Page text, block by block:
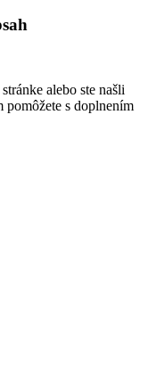
alebo ste našli
s doplnením